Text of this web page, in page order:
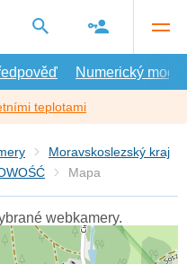
Numerický model
teplotami
Moravskoslezský kraj
Mapa
webkamery.